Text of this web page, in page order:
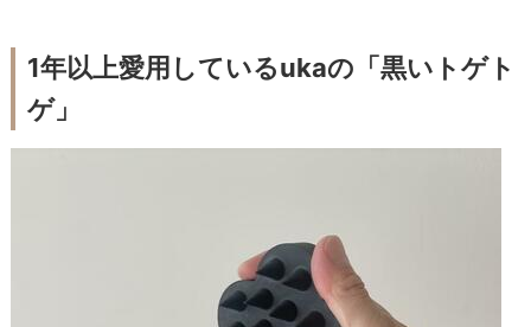
1年以上愛用しているukaの「黒いトゲト
ゲ」